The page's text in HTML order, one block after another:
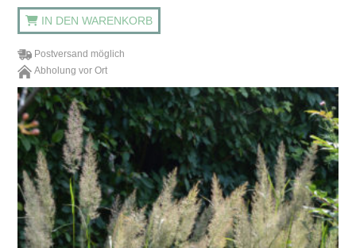
IN DEN WARENKORB
Postversand möglich
Abholung vor Ort